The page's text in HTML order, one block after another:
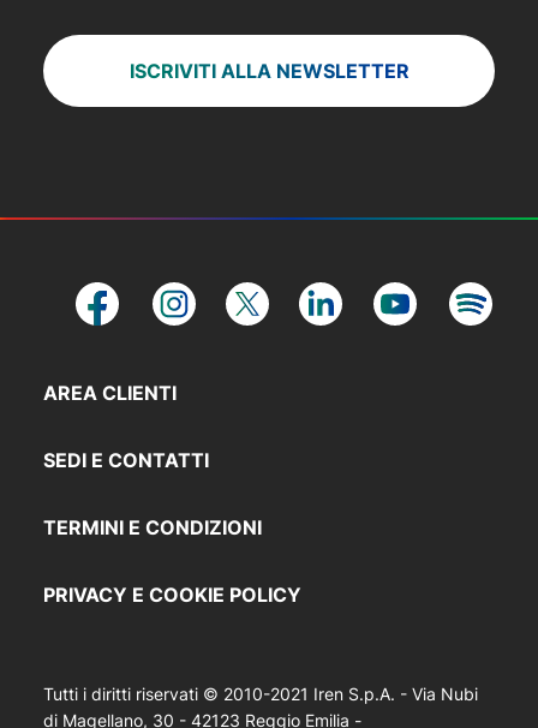
ISCRIVITI ALLA NEWSLETTER
AREA CLIENTI
SEDI E CONTATTI
TERMINI E CONDIZIONI
PRIVACY E COOKIE POLICY
Tutti i diritti riservati © 2010-2021 Iren S.p.A. - Via Nubi
di Magellano, 30 - 42123 Reggio Emilia -